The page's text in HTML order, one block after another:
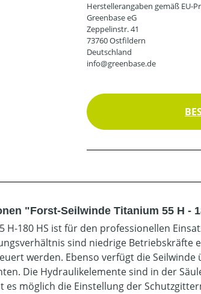
Herstellerangaben gemäß EU-
Greenbase eG
Zeppelinstr. 41
73760 Ostfildern
Deutschland
info@greenbase.de
"Forst-Seilwinde Titanium 55 H -
H-180 HS ist für den professionellen
sind niedrige Betriebskräfte
werden. Ebenso verfügt die
Die Hydraulikelemente sind in der
es möglich die Einstellung der